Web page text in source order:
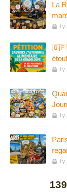
La
Il y
🇬🇵
Il y
Il y
Il y